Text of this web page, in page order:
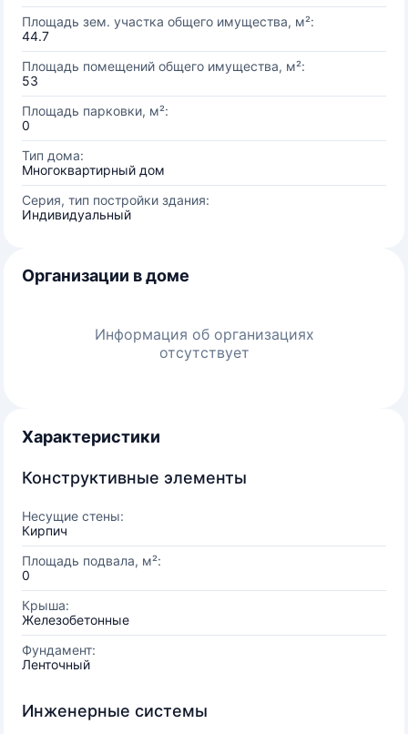
Площадь зем. участка общего имущества, м²:
44.7
Площадь помещений общего имущества, м²:
53
Площадь парковки, м²:
0
Тип дома:
Многоквартирный дом
Серия, тип постройки здания:
Индивидуальный
Организации в доме
Информация об организациях
отсутствует
Характеристики
Конструктивные элементы
Несущие стены:
Кирпич
Площадь подвала, м²:
0
Крыша:
Железобетонные
Фундамент:
Ленточный
Инженерные системы